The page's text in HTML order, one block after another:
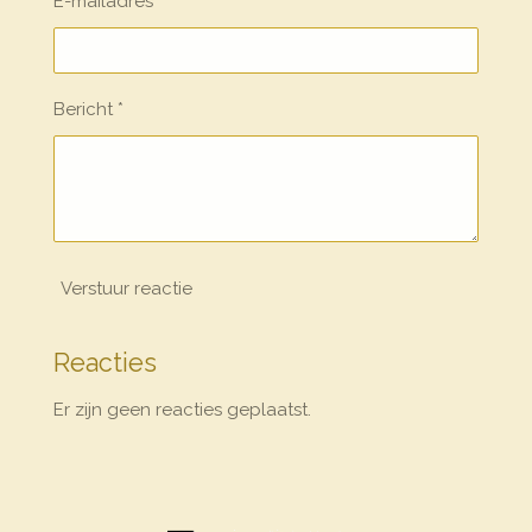
Bericht *
Verstuur reactie
Reacties
Er zijn geen reacties geplaatst.